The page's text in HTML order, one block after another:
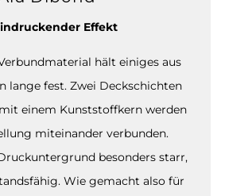
Effekt
hält einiges aus
lange fest. Zwei Deckschichten
einem Kunststoffkern werden
miteinander verbunden.
besonders starr,
Wie gemacht also für